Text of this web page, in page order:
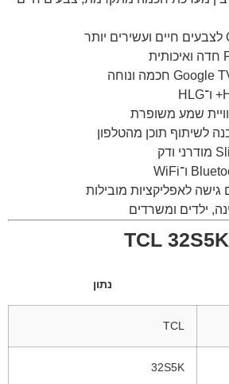
גישה לאפליקציות מובילות
ילדים ומשרדים
נתון
TCL
32S5K